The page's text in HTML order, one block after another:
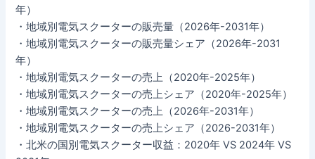
年）
・地域別電気スクーターの販売量（2026年-2031年）
・地域別電気スクーターの販売量シェア（2026年-2031
年）
・地域別電気スクーターの売上（2020年-2025年）
・地域別電気スクーターの売上シェア（2020年-2025年）
・地域別電気スクーターの売上（2026年-2031年）
・地域別電気スクーターの売上シェア（2026-2031年）
・北米の国別電気スクーター収益：2020年 VS 2024年 VS